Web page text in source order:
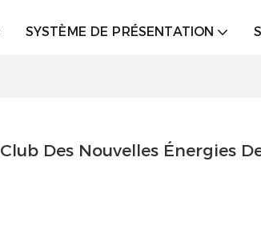
SYSTÈME DE PRÉSENTATION
Club Des Nouvelles Énergies